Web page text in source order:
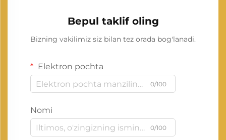
Bepul taklif oling
Bizning vakilimiz siz bilan tez orada bog'lanadi.
Elektron pochta
0/100
Nomi
0/100